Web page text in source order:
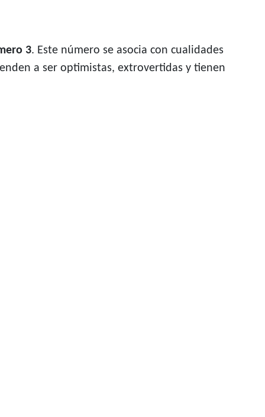
3. Este número se asocia con cualidades
a ser optimistas, extrovertidas y tienen